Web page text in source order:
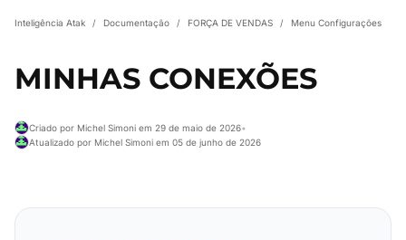
Inteligência Atak / Documentação / FORÇA DE VENDAS / Menu Configurações
MINHAS CONEXÕES
Criado por Michel Simoni em 29 de maio de 2026•
Atualizado por Michel Simoni em 05 de junho de 2026